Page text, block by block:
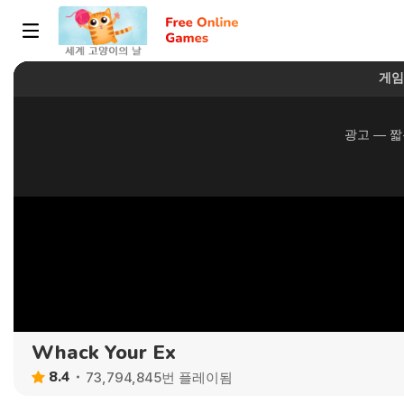
Whack Your Ex
8.4 73,794,845번 플레이됨